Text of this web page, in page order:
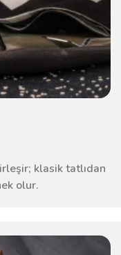
klasik tatlıdan
olur.